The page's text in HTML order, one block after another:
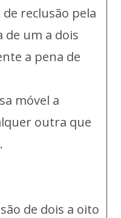
reclusão pela
de um a dois
a pena de
móvel a
outra que
de dois a oito